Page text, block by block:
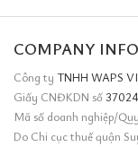
COMPANY INFO
Công ty TNHH WAPS
Giấy CNĐKDN số
Mã số doanh nghiệp/
Do Chi cục thuế quận